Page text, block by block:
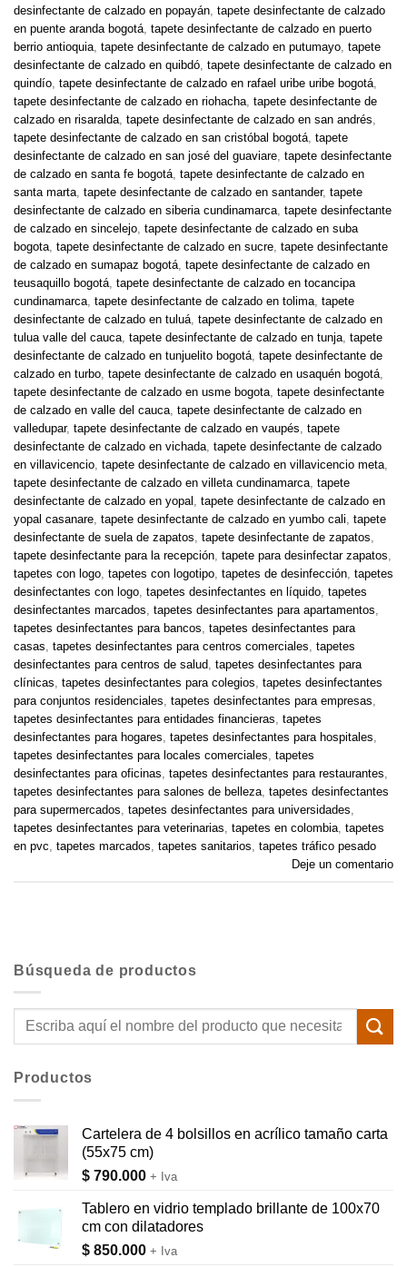
desinfectante de calzado en popayán, tapete desinfectante de calzado
en puente aranda bogotá, tapete desinfectante de calzado en puerto
berrio antioquia, tapete desinfectante de calzado en putumayo, tapete
desinfectante de calzado en quibdó, tapete desinfectante de calzado en
quindío, tapete desinfectante de calzado en rafael uribe uribe bogotá,
tapete desinfectante de calzado en riohacha, tapete desinfectante de
calzado en risaralda, tapete desinfectante de calzado en san andrés,
tapete desinfectante de calzado en san cristóbal bogotá, tapete
desinfectante de calzado en san josé del guaviare, tapete desinfectante
de calzado en santa fe bogotá, tapete desinfectante de calzado en
santa marta, tapete desinfectante de calzado en santander, tapete
desinfectante de calzado en siberia cundinamarca, tapete desinfectante
de calzado en sincelejo, tapete desinfectante de calzado en suba
bogota, tapete desinfectante de calzado en sucre, tapete desinfectante
de calzado en sumapaz bogotá, tapete desinfectante de calzado en
teusaquillo bogotá, tapete desinfectante de calzado en tocancipa
cundinamarca, tapete desinfectante de calzado en tolima, tapete
desinfectante de calzado en tuluá, tapete desinfectante de calzado en
tulua valle del cauca, tapete desinfectante de calzado en tunja, tapete
desinfectante de calzado en tunjuelito bogotá, tapete desinfectante de
calzado en turbo, tapete desinfectante de calzado en usaquén bogotá,
tapete desinfectante de calzado en usme bogota, tapete desinfectante
de calzado en valle del cauca, tapete desinfectante de calzado en
valledupar, tapete desinfectante de calzado en vaupés, tapete
desinfectante de calzado en vichada, tapete desinfectante de calzado
en villavicencio, tapete desinfectante de calzado en villavicencio meta,
tapete desinfectante de calzado en villeta cundinamarca, tapete
desinfectante de calzado en yopal , tapete desinfectante de calzado en
yopal casanare, tapete desinfectante de calzado en yumbo cali, tapete
desinfectante de suela de zapatos, tapete desinfectante de zapatos,
tapete desinfectante para la recepción, tapete para desinfectar zapatos,
tapetes con logo, tapetes con logotipo, tapetes de desinfección, tapetes
desinfectantes con logo, tapetes desinfectantes en líquido, tapetes
desinfectantes marcados, tapetes desinfectantes para apartamentos,
tapetes desinfectantes para bancos, tapetes desinfectantes para
casas, tapetes desinfectantes para centros comerciales, tapetes
desinfectantes para centros de salud, tapetes desinfectantes para
clínicas, tapetes desinfectantes para colegios, tapetes desinfectantes
para conjuntos residenciales, tapetes desinfectantes para empresas,
tapetes desinfectantes para entidades financieras, tapetes
desinfectantes para hogares, tapetes desinfectantes para hospitales,
tapetes desinfectantes para locales comerciales, tapetes
desinfectantes para oficinas, tapetes desinfectantes para restaurantes,
tapetes desinfectantes para salones de belleza, tapetes desinfectantes
para supermercados, tapetes desinfectantes para universidades,
tapetes desinfectantes para veterinarias, tapetes en colombia, tapetes
en pvc, tapetes marcados, tapetes sanitarios, tapetes tráfico pesado
Deje un comentario
Búsqueda de productos
Buscar
Productos
Cartelera de 4 bolsillos en acrílico tamaño carta
(55x75 cm)
$ 790.000 + Iva
Tablero en vidrio templado brillante de 100x70
cm con dilatadores
$ 850.000 + Iva